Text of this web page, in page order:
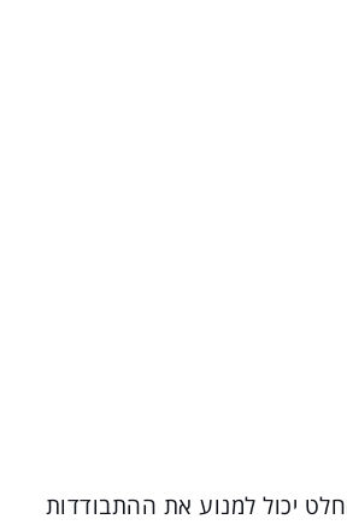
יכול למנוע את ההתבודדות